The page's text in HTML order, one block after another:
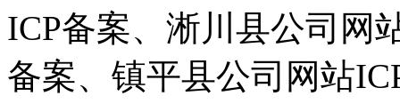
ICP备案、淅川县公司网
备案、镇平县公司网站